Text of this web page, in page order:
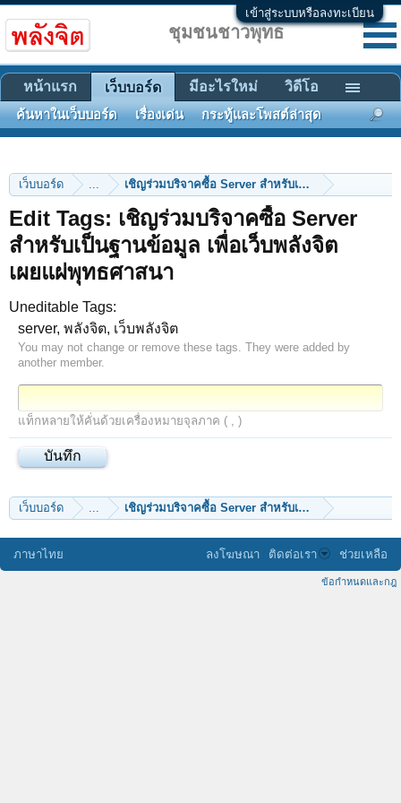
เข้าสู่ระบบหรือลงทะเบียน
เว็บบอร์ด ...
Edit Tags: เชิญร่วมบริจาคซื้อ Server
สำหรับเป็นฐานข้อมูล เพื่อเว็บพลังจิต
เผยแผ่พุทธศาสนา
Uneditable Tags:
server, พลังจิต, เว็บพลังจิต
You may not change or remove these tags. They were added by
another member.
แท็กหลายให้คั่นด้วยเครื่องหมายจุลภาค ( , )
เว็บบอร์ด ...
ชุมชนชาวพุทธ
หน้าแรก เว็บบอร์ด
ค้นหาในเว็บบอร์ด เรื่องเด่น กระทู้และโพสต์ล่าสุด
มีอะไรใหม่ วิดีโอ
ภาษาไทย ลงโฆษณา ติดต่อเรา ช่วยเหลือ
ข้อกำหนดและกฎ